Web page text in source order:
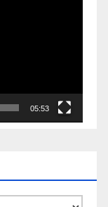
05:53